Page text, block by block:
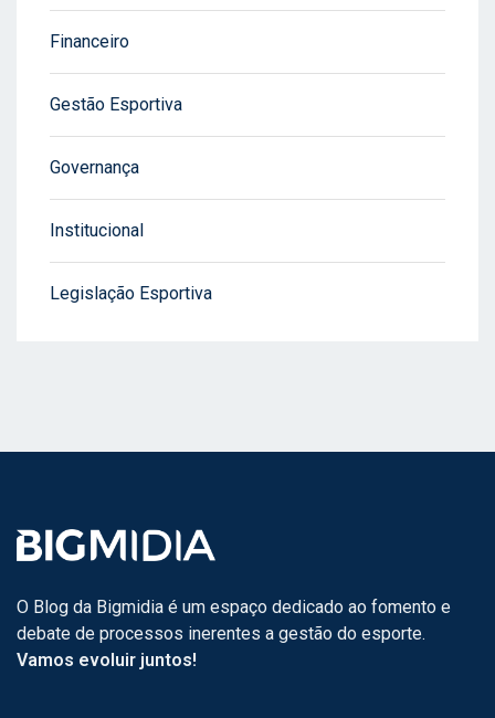
Financeiro
Gestão Esportiva
Governança
Institucional
Legislação Esportiva
O Blog da Bigmidia é um espaço dedicado ao fomento e
debate de processos inerentes a gestão do esporte.
Vamos evoluir juntos!